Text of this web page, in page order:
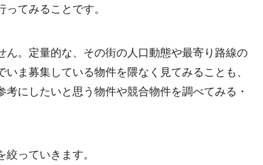
てみることです。
。定量的な、その街の人口動態や最寄り路線の
ま募集している物件を隈なく見てみることも、
にしたいと思う物件や競合物件を調べてみる・
っていきます。